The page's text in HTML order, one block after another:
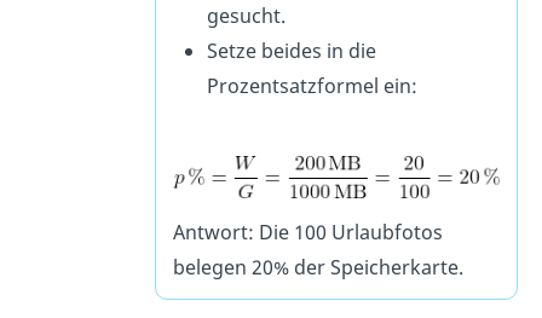
gesucht.
Setze beides in die
Prozentsatzformel ein:
Antwort: Die 100 Urlaubfotos
belegen 20% der Speicherkarte.